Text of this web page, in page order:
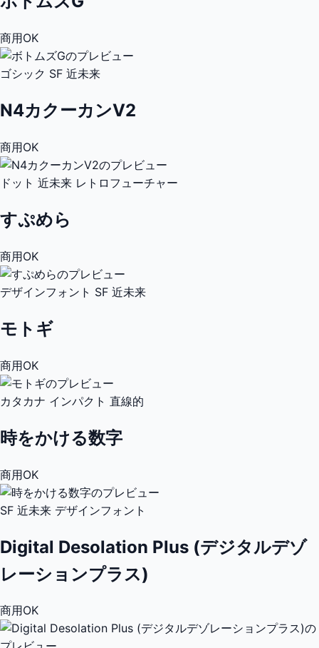
商用OK
ゴシック SF 近未来
N4カクーカンV2
商用OK
ドット 近未来 レトロフューチャー
すぷめら
商用OK
デザインフォント SF 近未来
モトギ
商用OK
カタカナ インパクト 直線的
時をかける数字
商用OK
SF 近未来 デザインフォント
Digital Desolation Plus (デジタルデゾ
レーションプラス)
商用OK